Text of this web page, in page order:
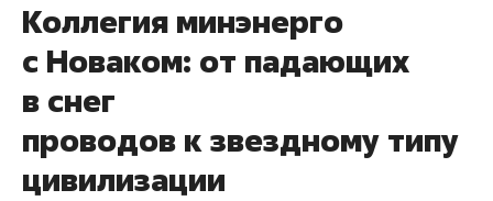
Коллегия минэнерго
с Новаком: от падающих
в снег
проводов к звездному типу
цивилизации